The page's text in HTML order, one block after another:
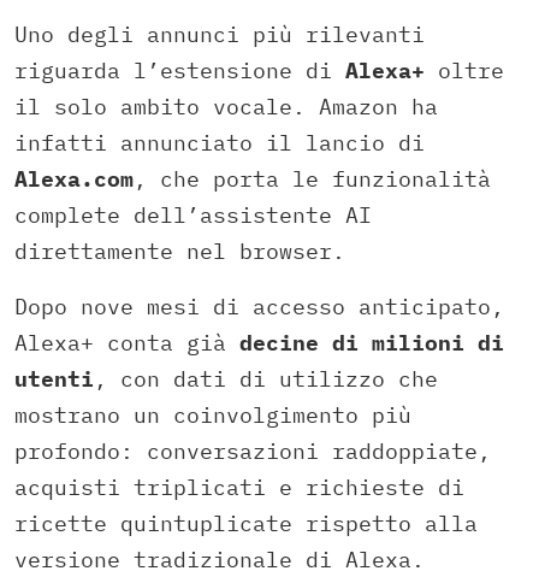
Uno degli annunci più rilevanti
riguarda l’estensione di Alexa+ oltre
il solo ambito vocale. Amazon ha
infatti annunciato il lancio di
Alexa.com, che porta le funzionalità
complete dell’assistente AI
direttamente nel browser.
Dopo nove mesi di accesso anticipato,
Alexa+ conta già decine di milioni di
utenti , con dati di utilizzo che
mostrano un coinvolgimento più
profondo: conversazioni raddoppiate,
acquisti triplicati e richieste di
ricette quintuplicate rispetto alla
versione tradizionale di Alexa.